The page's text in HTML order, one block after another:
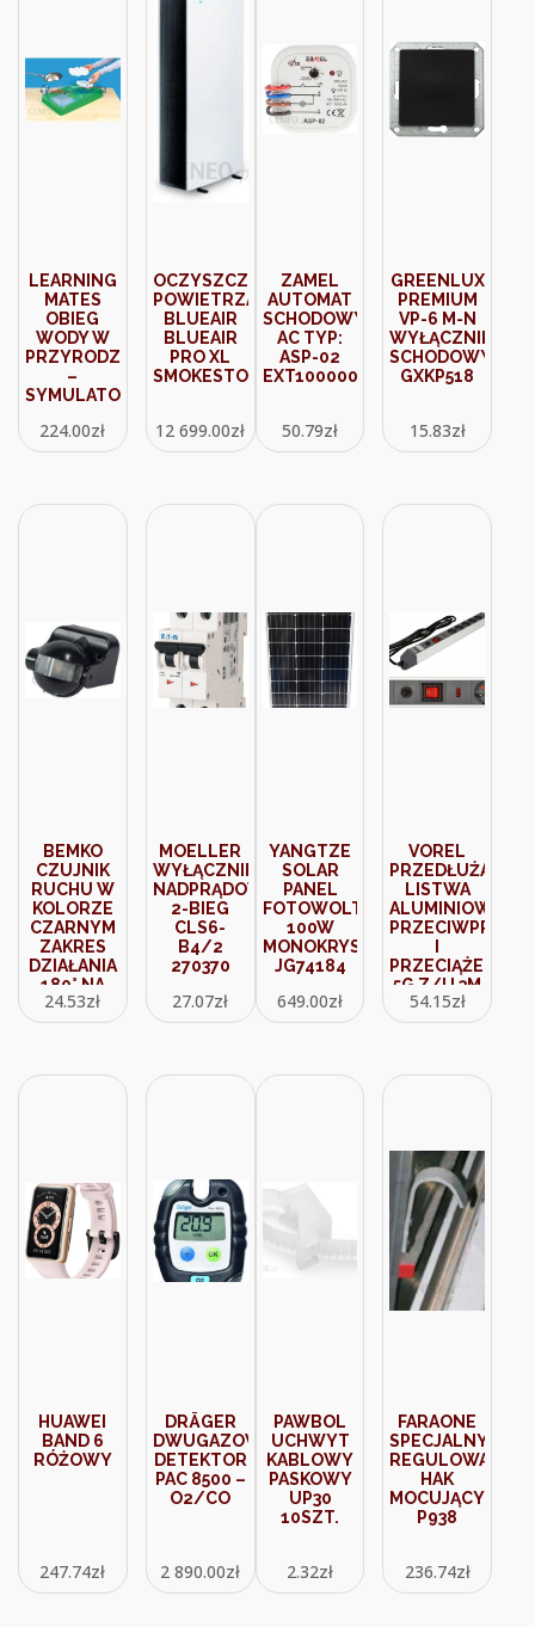
LEARNING
MATES
OBIEG
WODY W
PRZYRODZIE
–
SYMULATOR
224.00zł
OCZYSZCZACZ
POWIETRZA
BLUEAIR
BLUEAIR
PRO XL
SMOKESTOP
12 699.00zł
ZAMEL
AUTOMAT
SCHODOWY230V
AC TYP:
ASP-02
EXT10000014
50.79zł
GREENLUX
PREMIUM
VP-6 M-N
WYŁĄCZNIK
SCHODOWY
GXKP518
15.83zł
BEMKO
CZUJNIK
RUCHU W
KOLORZE
CZARNYM
ZAKRES
DZIAŁANIA
180° NA
11M B50-
SES09BL
24.53zł
MOELLER
WYŁĄCZNIK
NADPRĄDOWY
2-BIEG
CLS6-
B4/2
270370
27.07zł
YANGTZE
SOLAR
PANEL
FOTOWOLTAICZNY
100W
MONOKRYSTALICZNY
JG74184
649.00zł
VOREL
PRZEDŁUŻACZ
LISTWA
ALUMINIOWA
5G Z/U 3M
72372
54.15zł
HUAWEI
BAND 6
RÓŻOWY
247.74zł
DRÄGER
DWUGAZOWY
DETEKTOR
PAC 8500 –
O2/CO
2 890.00zł
PAWBOL
UCHWYT
KABLOWY
PASKOWY
UP30
10SZT.
2.32zł
FARAONE
SPECJALNY
REGULOWANY
HAK
MOCUJĄCY
P938
236.74zł